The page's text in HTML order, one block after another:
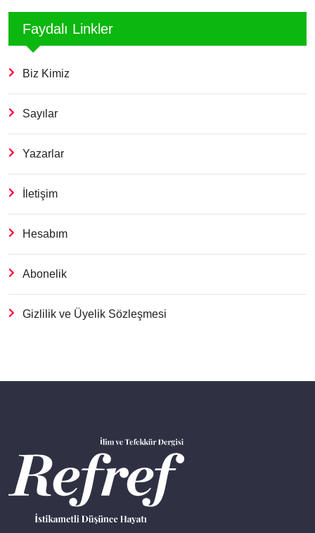
Faydalı Linkler
Biz Kimiz
Sayılar
Yazarlar
İletişim
Hesabım
Abonelik
Gizlilik ve Üyelik Sözleşmesi